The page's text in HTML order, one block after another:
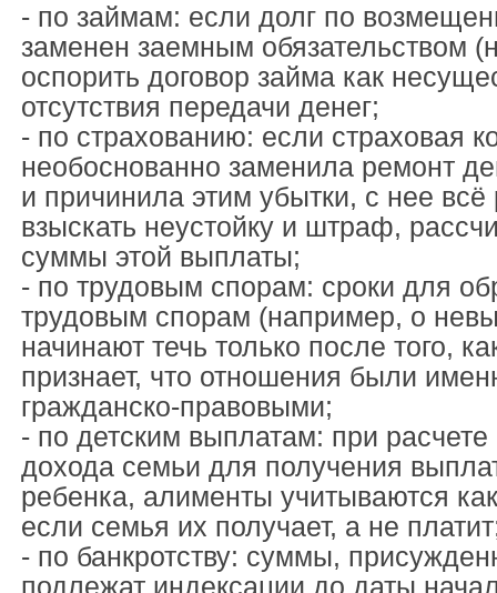
- по займам: если долг по
заменен заемным обязательством
оспорить договор займа как
отсутствия передачи денег;
- по страхованию: если страховая
необоснованно заменила ремонт
и причинила этим убытки, с нее
взыскать неустойку и штраф,
суммы этой выплаты;
- по трудовым спорам: сроки для
трудовым спорам (например, о
начинают течь только после того,
признает, что отношения были
гражданско-правовыми;
- по детским выплатам: при
дохода семьи для получения
ребенка, алименты учитываются
если семья их получает, а не
- по банкротству: суммы,
подлежат индексации до даты